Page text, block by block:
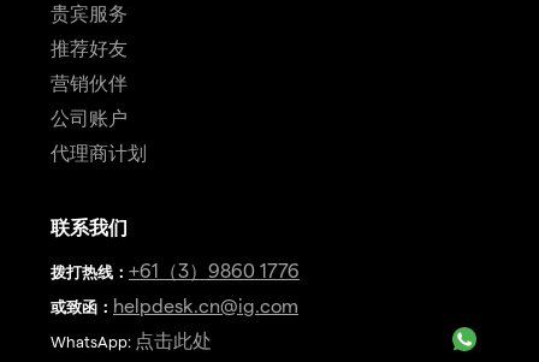
贵宾服务
推荐好友
营销伙伴
公司账户
代理商计划
联系我们
拨打热线 ： +61（3）9860 1776
或致函： helpdesk.cn@ig.com
WhatsApp: 点击此处